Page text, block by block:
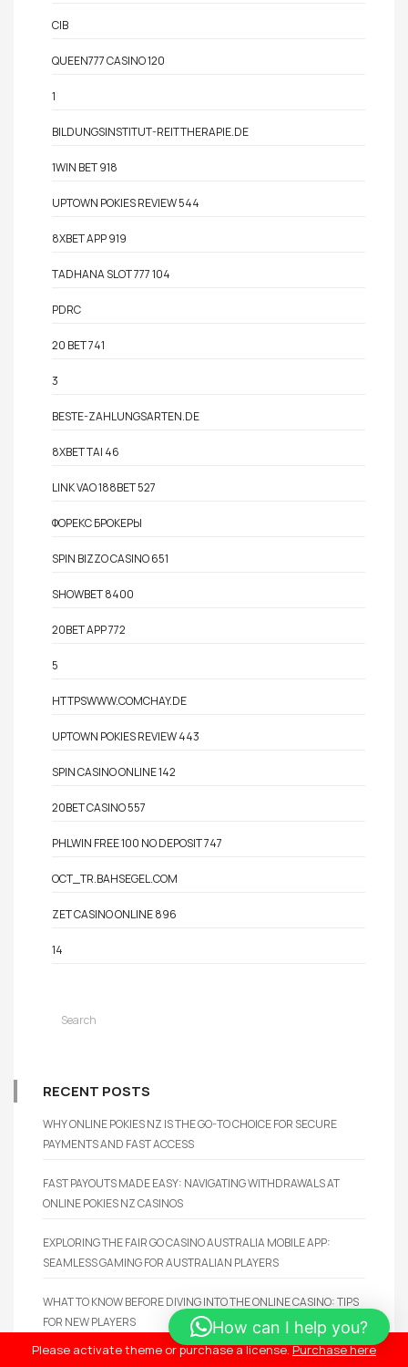
CIB
QUEEN777 CASINO 120
1
BILDUNGSINSTITUT-REITTHERAPIE.DE
1WIN BET 918
UPTOWN POKIES REVIEW 544
8XBET APP 919
TADHANA SLOT 777 104
PDRC
20 BET 741
3
BESTE-ZAHLUNGSARTEN.DE
8XBET TAI 46
LINK VAO 188BET 527
ФОРЕКС БРОКЕРЫ
SPIN BIZZO CASINO 651
SHOWBET 8400
20BET APP 772
5
HTTPSWWW.COMCHAY.DE
UPTOWN POKIES REVIEW 443
SPIN CASINO ONLINE 142
20BET CASINO 557
PHLWIN FREE 100 NO DEPOSIT 747
OCT_TR.BAHSEGEL.COM
ZET CASINO ONLINE 896
14
RECENT POSTS
WHY ONLINE POKIES NZ IS THE GO-TO CHOICE FOR SECURE
PAYMENTS AND FAST ACCESS
FAST PAYOUTS MADE EASY: NAVIGATING WITHDRAWALS AT
ONLINE POKIES NZ CASINOS
EXPLORING THE FAIR GO CASINO AUSTRALIA MOBILE APP:
SEAMLESS GAMING FOR AUSTRALIAN PLAYERS
WHAT TO KNOW BEFORE DIVING INTO THE ONLINE CASINO: TIPS
FOR NEW PLAYERS
FAST WITHDRAWAL CASINO INSIGHTS: EXPLORING PAYMENT
Please activate theme or purchase a license.Purchase here
How can I help you?